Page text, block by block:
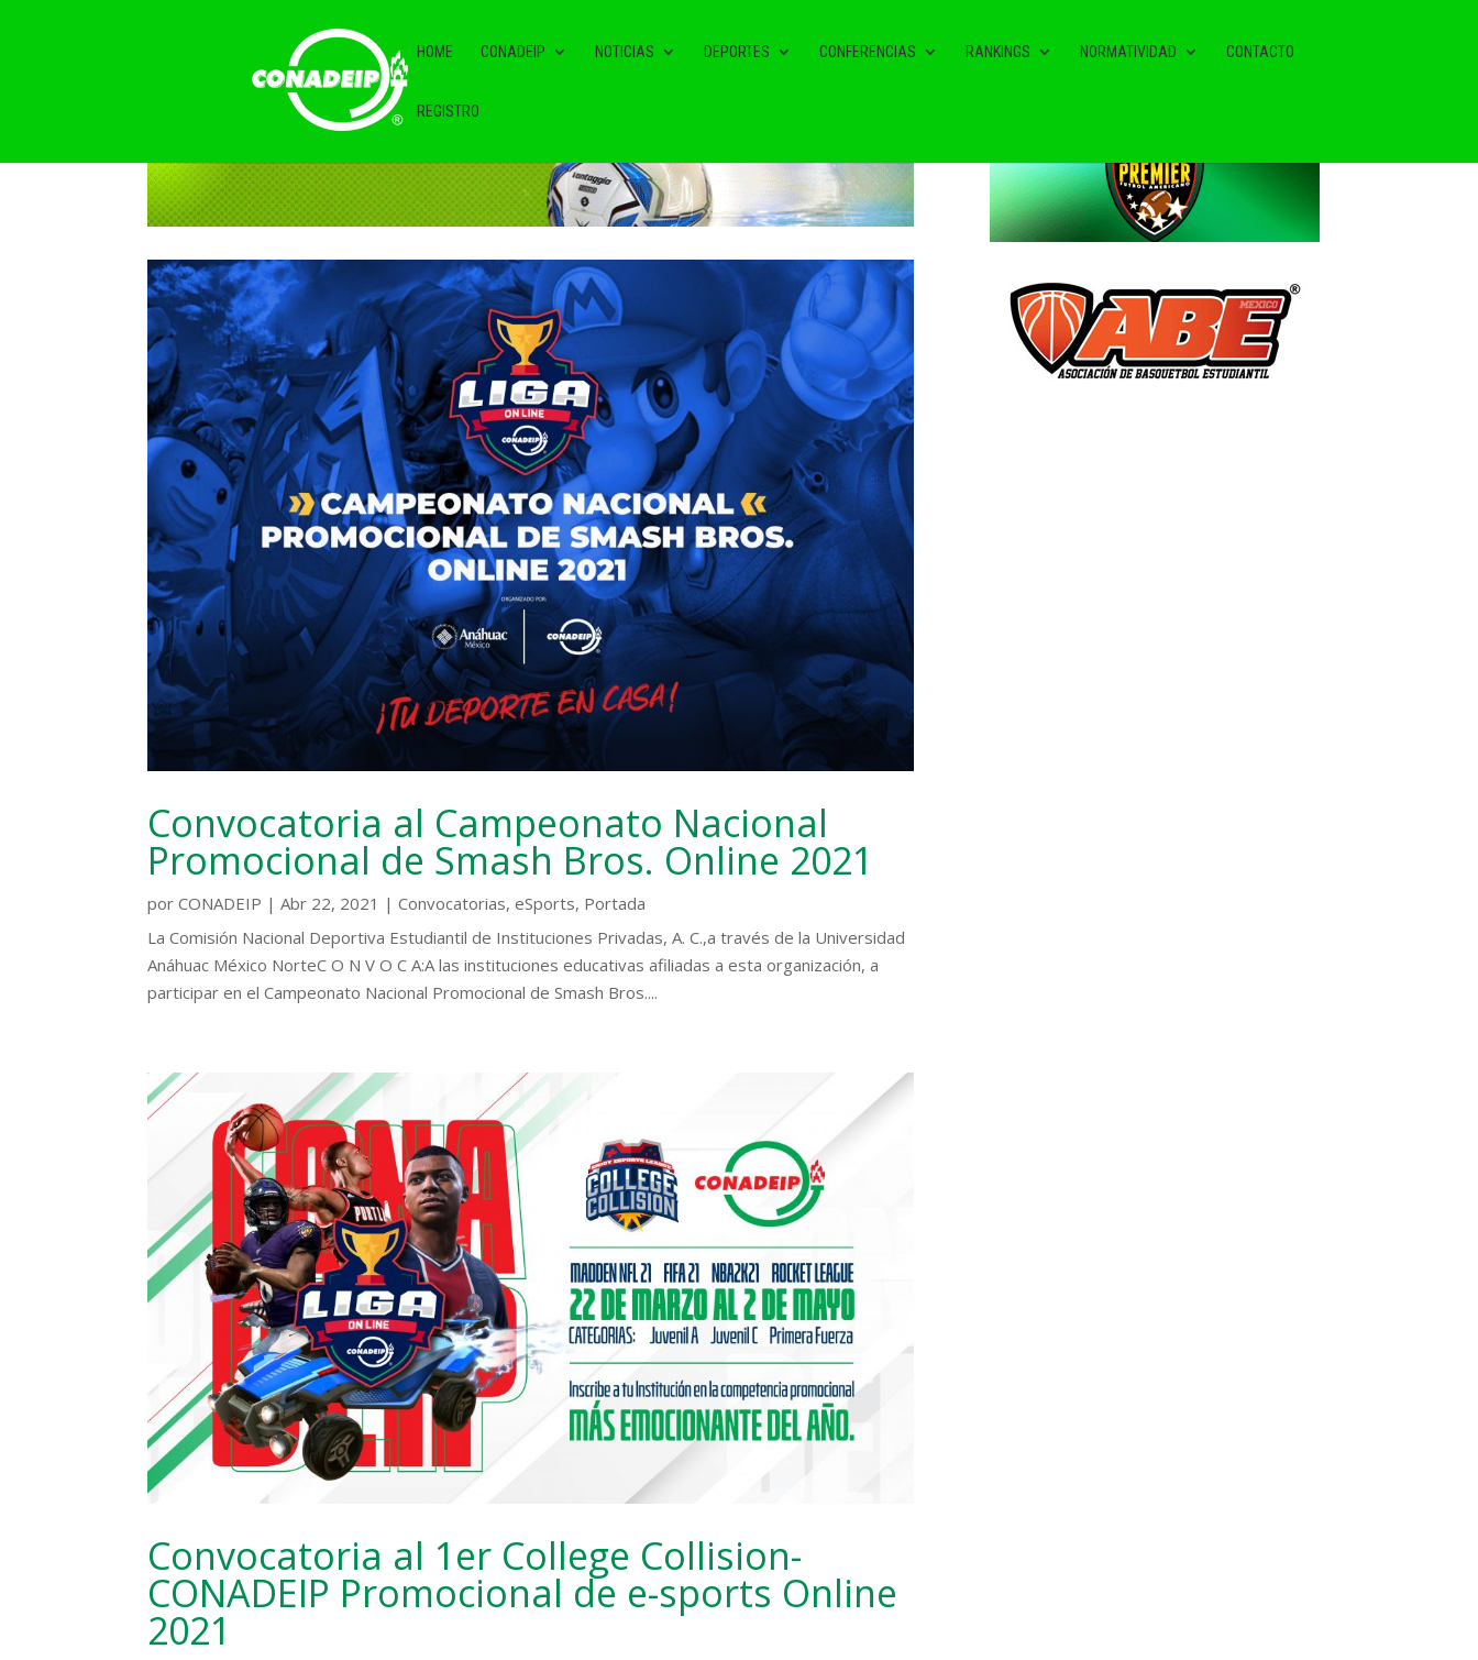
HOME CONADEIP NOTICIAS DEPORTES CONFERENCIAS RANKINGS NORMATIVIDAD CONTACTO
REGISTRO
Convocatoria al Campeonato Nacional
Promocional de Smash Bros. Online 2021
porCONADEIP |Abr 22, 2021 |Convocatorias,eSports, Portada
La Comisión Nacional Deportiva Estudiantil de Instituciones Privadas, A. C.,a través de la Universidad
Anáhuac México NorteC O N V O C A:A las instituciones educativas afiliadas a esta organización, a
participar en el Campeonato Nacional Promocional de Smash Bros....
Convocatoria al 1er College Collision-
CONADEIP Promocional de e-sports Online
2021